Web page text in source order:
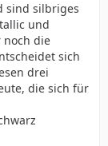
sind silbriges
und
noch die
sich
drei
die sich für